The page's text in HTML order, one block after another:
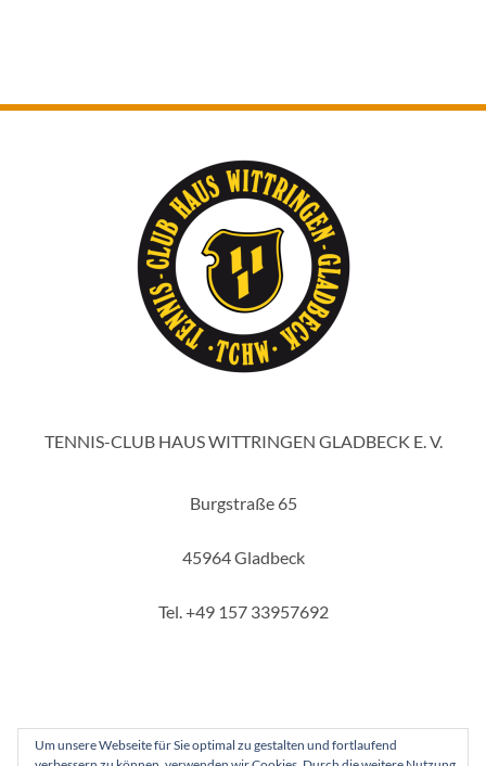
TENNIS-CLUB HAUS WITTRINGEN GLADBECK E. V.
Burgstraße 65
45964 Gladbeck
Tel. +49 157 33957692
Um unsere Webseite für Sie optimal zu gestalten und fortlaufend